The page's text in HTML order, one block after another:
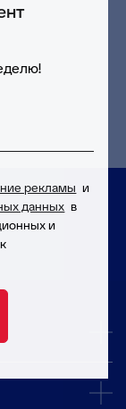
и
рекламы и
данных в
и